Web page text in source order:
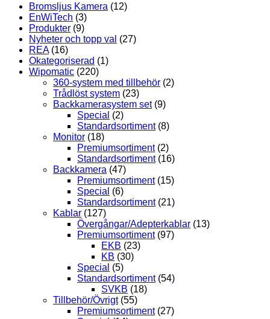
Bromsljus Kamera (12)
EnWiTech (3)
Produkter (9)
Nyheter och topp val (27)
REA (16)
Okategoriserad (1)
Wipomatic (220)
360-system med tillbehör (2)
Trådlöst system (23)
Backkamerasystem set (9)
Special (2)
Standardsortiment (8)
Monitor (18)
Premiumsortiment (2)
Standardsortiment (16)
Backkamera (47)
Premiumsortiment (15)
Special (6)
Standardsortiment (21)
Kablar (127)
Övergångar/Adepterkablar (13)
Premiumsortiment (97)
EKB (23)
KB (30)
Special (5)
Standardsortiment (54)
SVKB (18)
Tillbehör/Övrigt (55)
Premiumsortiment (27)